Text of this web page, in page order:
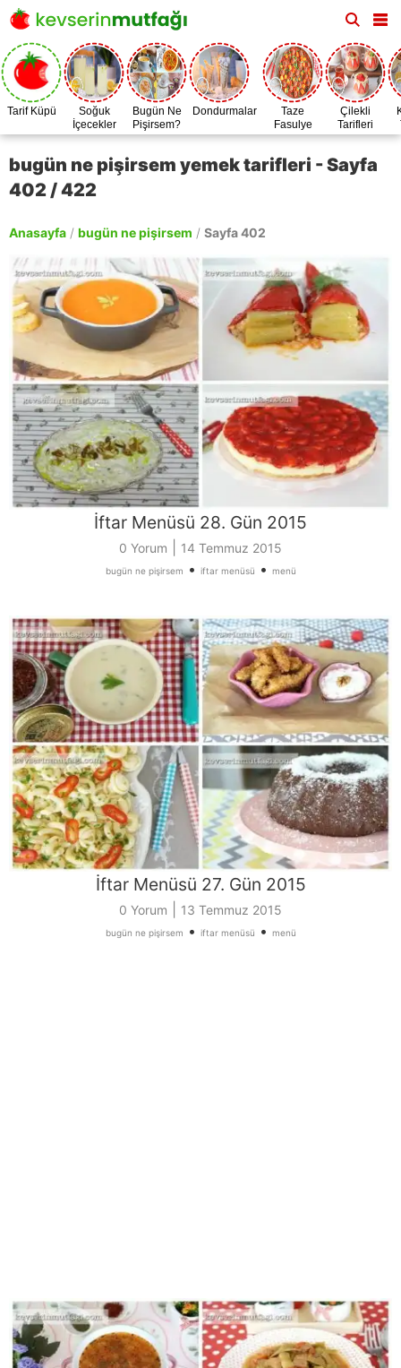
Tarif Küpü
Soğuk
İçecekler
Bugün Ne
Pişirsem?
Dondurmalar
Taze
Fasulye
Zamanı
Çilekli
Tarifleri
bugün ne pişirsem yemek tarifleri - Sayfa
402 / 422
Anasayfa / bugün ne pişirsem / Sayfa 402
İftar Menüsü 28. Gün 2015
0 Yorum 14 Temmuz 2015
bugün ne pişirsem • iftar menüsü • menü
İftar Menüsü 27. Gün 2015
0 Yorum 13 Temmuz 2015
bugün ne pişirsem • iftar menüsü • menü